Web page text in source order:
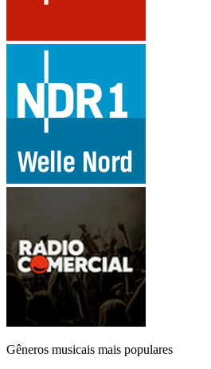
Gêneros musicais mais populares